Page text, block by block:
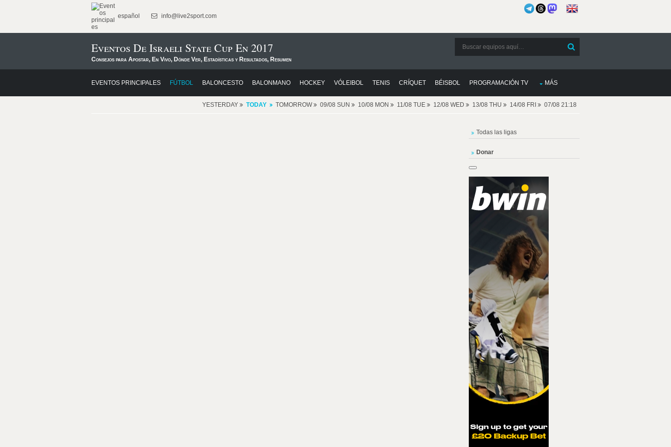
español info@live2sport.com
Eventos De Israeli State Cup En 2017
Consejos para Apostar, En Vivo, Dónde Ver, Estadísticas y Resultados, Resumen
EVENTOS PRINCIPALES FÚTBOL BALONCESTO BALONMANO HOCKEY VÓLEIBOL TENIS CRÍQUET BÉISBOL PROGRAMACIÓN TV MÁS
YESTERDAY TODAY TOMORROW 09/08 SUN 10/08 MON 11/08 TUE 12/08 WED 13/08 THU 14/08 FRI 07/08 21:18
Todas las ligas
Donar